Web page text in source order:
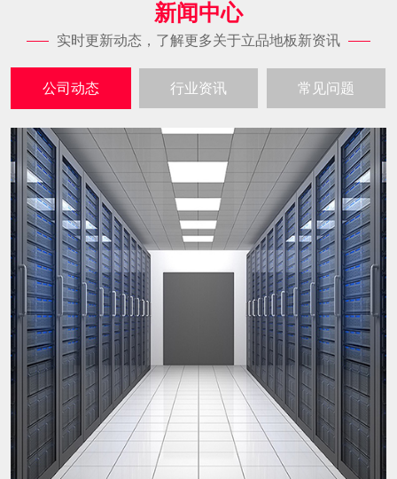
新闻中心
实时更新动态，了解更多关于立品地板新资讯
公司动态 行业资讯 常见问题